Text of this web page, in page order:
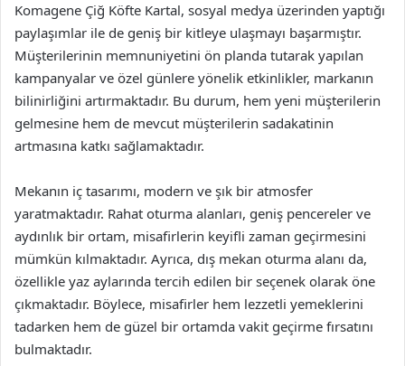
Komagene Çiğ Köfte Kartal, sosyal medya üzerinden yaptığı
paylaşımlar ile de geniş bir kitleye ulaşmayı başarmıştır.
Müşterilerinin memnuniyetini ön planda tutarak yapılan
kampanyalar ve özel günlere yönelik etkinlikler, markanın
bilinirliğini artırmaktadır. Bu durum, hem yeni müşterilerin
gelmesine hem de mevcut müşterilerin sadakatinin
artmasına katkı sağlamaktadır.
Mekanın iç tasarımı, modern ve şık bir atmosfer
yaratmaktadır. Rahat oturma alanları, geniş pencereler ve
aydınlık bir ortam, misafirlerin keyifli zaman geçirmesini
mümkün kılmaktadır. Ayrıca, dış mekan oturma alanı da,
özellikle yaz aylarında tercih edilen bir seçenek olarak öne
çıkmaktadır. Böylece, misafirler hem lezzetli yemeklerini
tadarken hem de güzel bir ortamda vakit geçirme fırsatını
bulmaktadır.